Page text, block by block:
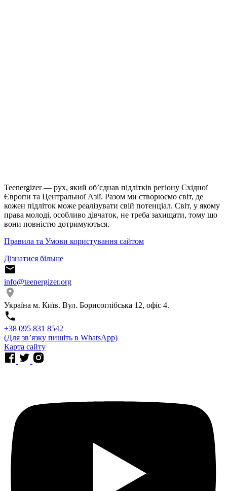
Teenergizer — рух, який об’єднав підлітків регіону Східної
Європи та Центральної Азії. Разом ми створюємо світ, де
кожен підліток може реалізувати свій потенціал. Світ, у якому
права молоді, особливо дівчаток, не треба захищати, тому що
вони повністю дотримуються.
Правила та Умови користування сайтом
Дізнатися більше
info@teenergizer.org
Україна м. Київ. Вул. Борисоглібська 12, офіс 4.
⁨+38 095 831 8542⁩
(Для звʼязку пишіть в WhatsApp)
Карта сайту